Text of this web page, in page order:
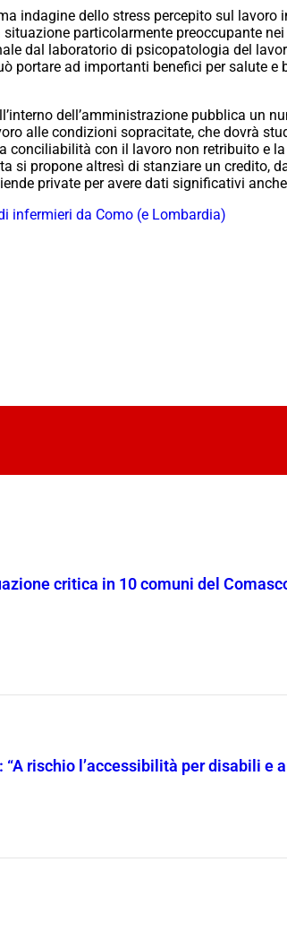
indagine dello stress percepito sul lavoro
particolarmente preoccupante
dal laboratorio di psicopatologia del
ad importanti benefici per salute e
dell’amministrazione pubblica un
alle condizioni sopracitate, che dovrà
conciliabilità con il lavoro non retribuito e
propone altresì di stanziare un credito,
private per avere dati significativi
infermieri da Como (e Lombardia)
critica in 10 comuni del
rischio l’accessibilità per disabili e